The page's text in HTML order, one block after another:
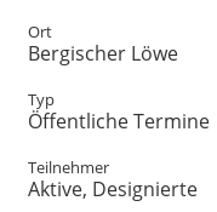
Ort
Bergischer Löwe
Typ
Öffentliche Termine
Teilnehmer
Aktive, Designierte